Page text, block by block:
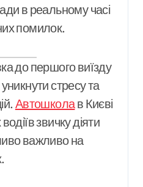
в реальному часі
помилок.
до першого виїзду
стресу та
Автошколав Києві
звичку діяти
важливо на